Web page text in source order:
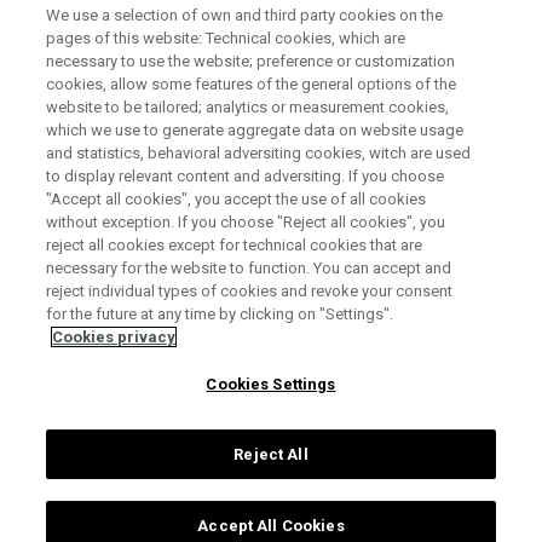
Suscríbete a nuestro boletín
Aviso Legal Política de privacidad
Política de cookies Accesibilidad
We use a selection of own and third party cookies on the
pages of this website: Technical cookies, which are
necessary to use the website; preference or customization
cookies, allow some features of the general options of the
website to be tailored; analytics or measurement cookies,
which we use to generate aggregate data on website usage
and statistics, behavioral adversiting cookies, witch are used
to display relevant content and adversiting. If you choose
"Accept all cookies", you accept the use of all cookies
without exception. If you choose "Reject all cookies", you
reject all cookies except for technical cookies that are
necessary for the website to function. You can accept and
reject individual types of cookies and revoke your consent
for the future at any time by clicking on "Settings".
Cookies privacy
Cookies Settings
Reject All
Accept All Cookies